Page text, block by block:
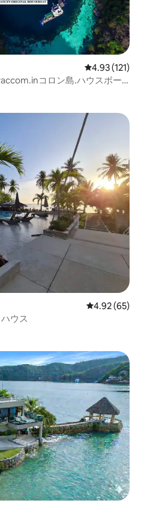
レビュー121
4.93 (121)
コロン島.ハウスボー
レビュー65
4.92 (65)
ウス